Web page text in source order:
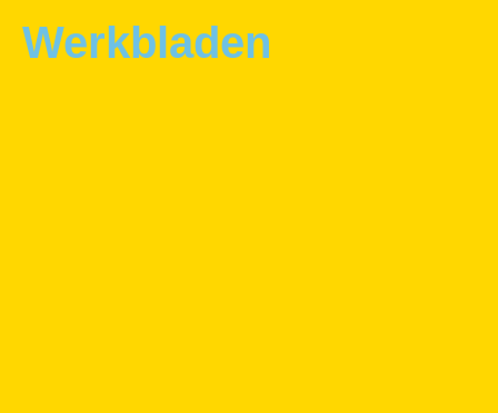
Werkbladen